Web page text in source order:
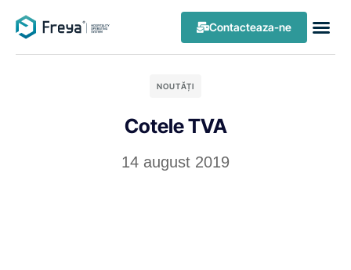
Contacteaza-ne
NOUTĂȚI
Cotele TVA
14 august 2019